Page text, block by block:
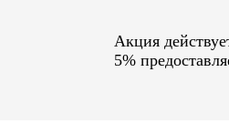
Акция
5%